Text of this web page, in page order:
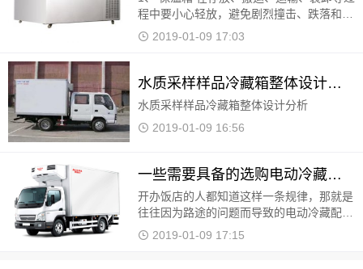
程中要小心轻放，避免剧烈撞击、跌落和挤
压。 2、使用前后，请保持箱内外清洁，如
2019-01-09 17:03
水质采样样品冷藏箱整体设计分析
水质采样样品冷藏箱整体设计分析
2019-01-09 16:56
一些需要具备的选购电动冷藏配送车的知识
开办饭店的人都知道这样一条规律，那就是
往往因为路途的问题而导致的电动冷藏配送
车送餐饮不及时所导致的各种残缺不穷的熟
2019-01-09 17:15